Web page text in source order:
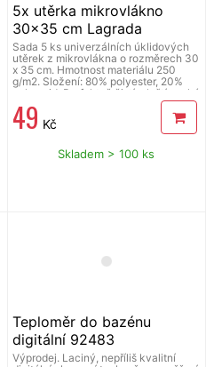
5x utěrka mikrovlákno
30x35 cm Lagrada
multifunkční UM01
Sada 5 ks univerzálních úklidových
utěrek z mikrovlákna o rozměrech 30
x 35 cm. Hmotnost materiálu 250
g/m2. Složení: 80% polyester, 20%
polyamid. Perfektně čistí a leští suché
i mokré povrchy i bez použití
saponátů. Výborně sají a nepouští
vlákna. Jedná se o tzv. švédské
péči o všechny povrchy, dají se prát a
opravdu dlouho vydrží. Švédské
49 Kč
Skladem > 100 ks
Teploměr do bazénu
digitální 92483
Výprodej. Laciný, nepříliš kvalitní